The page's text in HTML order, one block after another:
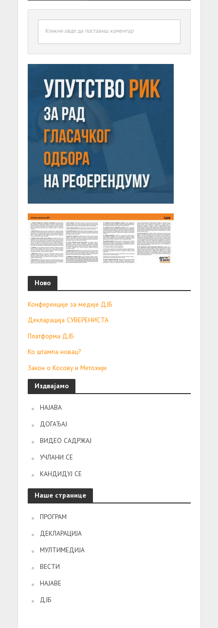
Кликни овде да поставиш коментар
Ново
Конференције за медије ДЈБ
Декларација СУВЕРЕНИСТА
Платформа ДЈБ
Ко штампа новац?
Закон о Косову и Метохији
Издвајамо
НАЈАВА
ДОГАЂАЈ
ВИДЕО САДРЖАЈ
УЧЛАНИ СЕ
КАНДИДУЈ СЕ
Наше странице
ПРОГРАМ
ДЕКЛАРАЦИЈА
МУЛТИМЕДИЈА
ВЕСТИ
НАЈАВЕ
ДЈБ